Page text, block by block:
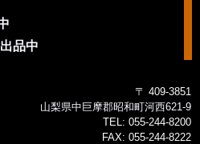
品中
〒 409-3851
山梨県中巨摩郡昭和町河西621-9
TEL: 055-244-8200
FAX: 055-244-8222